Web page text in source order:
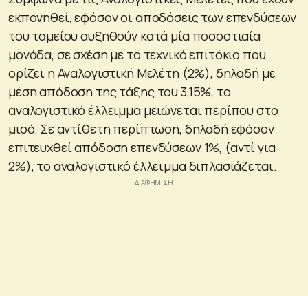
εκπονηθεί, εφόσον οι αποδόσεις των επενδύσεων
του ταμείου αυξηθούν κατά μία ποσοστιαία
μονάδα, σε σχέση με το τεχνικό επιτόκιο που
ορίζει η Αναλογιστική Μελέτη (2%), δηλαδή με
μέση απόδοση της τάξης του 3,15%, το
αναλογιστικό έλλειμμα μειώνεται περίπου στο
μισό. Σε αντίθετη περίπτωση, δηλαδή εφόσον
επιτευχθεί απόδοση επενδύσεων 1%, (αντί για
2%), το αναλογιστικό έλλειμμα διπλασιάζεται.